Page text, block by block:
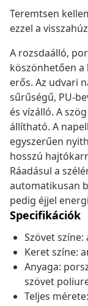
Teremtsen
ezzel a
A rozsdaálló,
köszönhetően
erős. Az udvari
sűrűségű, PU-
és vízálló. A
állítható. A
egyszerűen
hosszú
Ráadásul a
automatikusan
pedig éjjel
Specifikációk
Szövet
Keret színe:
Anyaga:
szövet
Teljes